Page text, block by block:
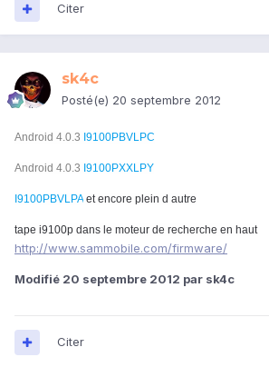
Citer
sk4c
Posté(e) 20 septembre 2012
Android 4.0.3 I9100PBVLPC
Android 4.0.3 I9100PXXLPY
I9100PBVLPA et encore plein d autre
tape i9100p dans le moteur de recherche en haut
http://www.sammobile.com/firmware/
Modifié 20 septembre 2012 par sk4c
Citer